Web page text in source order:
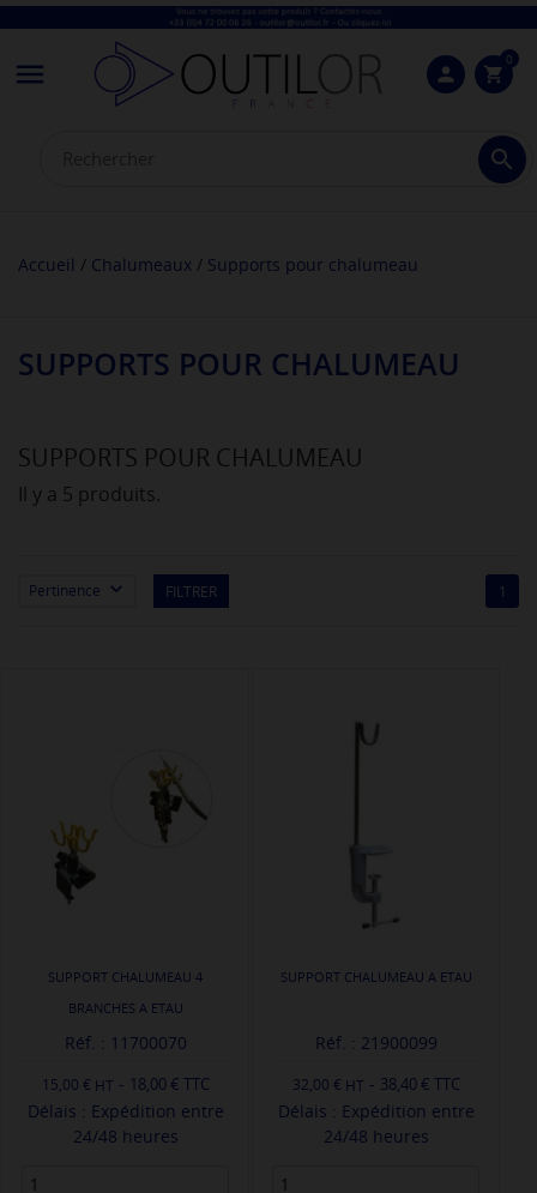
 person shopping_cart
0

Accueil Chalumeaux Supports pour chalumeau
SUPPORTS POUR CHALUMEAU
SUPPORTS POUR CHALUMEAU
Il y a 5 produits.
Pertinence  FILTRER 1
SUPPORT CHALUMEAU 4
BRANCHES A ETAU
Réf. : 11700070
15,00 € - 18,00 € TTC
Délais : Expédition entre
24/48 heures
SUPPORT CHALUMEAU A ETAU
Réf. : 21900099
32,00 € - 38,40 € TTC
Délais : Expédition entre
24/48 heures